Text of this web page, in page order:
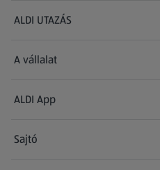
ALDI UTAZÁS
(új oldalon nyílik meg)
A vállalat
ALDI App
Sajtó